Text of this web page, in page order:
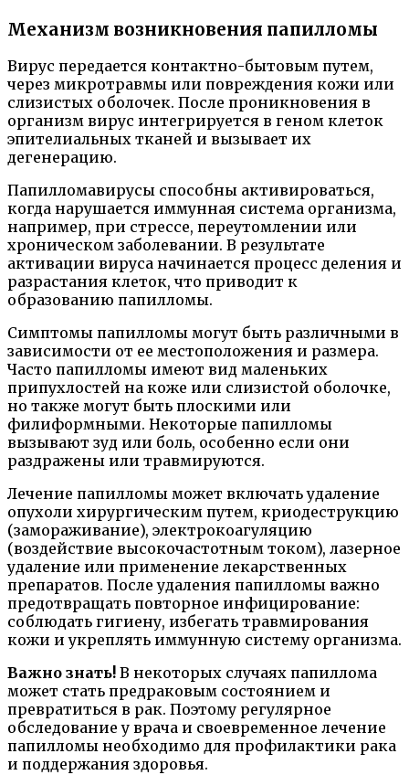
Механизм возникновения папилломы
Вирус передается контактно-бытовым путем,
через микротравмы или повреждения кожи или
слизистых оболочек. После проникновения в
организм вирус интегрируется в геном клеток
эпителиальных тканей и вызывает их
дегенерацию.
Папилломавирусы способны активироваться,
когда нарушается иммунная система организма,
например, при стрессе, переутомлении или
хроническом заболевании. В результате
активации вируса начинается процесс деления и
разрастания клеток, что приводит к
образованию папилломы.
Симптомы папилломы могут быть различными в
зависимости от ее местоположения и размера.
Часто папилломы имеют вид маленьких
припухлостей на коже или слизистой оболочке,
но также могут быть плоскими или
филиформными. Некоторые папилломы
вызывают зуд или боль, особенно если они
раздражены или травмируются.
Лечение папилломы может включать удаление
опухоли хирургическим путем, криодеструкцию
(замораживание), электрокоагуляцию
(воздействие высокочастотным током), лазерное
удаление или применение лекарственных
препаратов. После удаления папилломы важно
предотвращать повторное инфицирование:
соблюдать гигиену, избегать травмирования
кожи и укреплять иммунную систему организма.
Важно знать! В некоторых случаях папиллома
может стать предраковым состоянием и
превратиться в рак. Поэтому регулярное
обследование у врача и своевременное лечение
папилломы необходимо для профилактики рака
и поддержания здоровья.